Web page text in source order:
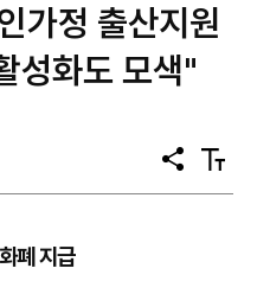
가정 출산지원
성화도 모색"
공
유
텍
스
폐 지급